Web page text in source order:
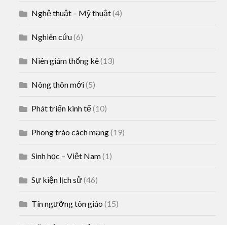
Nghệ thuật – Mỹ thuật(4)
Nghiên cứu(6)
Niên giám thống kê(13)
Nông thôn mới(5)
Phát triển kinh tế(10)
Phong trào cách mạng(19)
Sinh học – Việt Nam(1)
Sự kiện lịch sử(46)
Tín ngưỡng tôn giáo (15)